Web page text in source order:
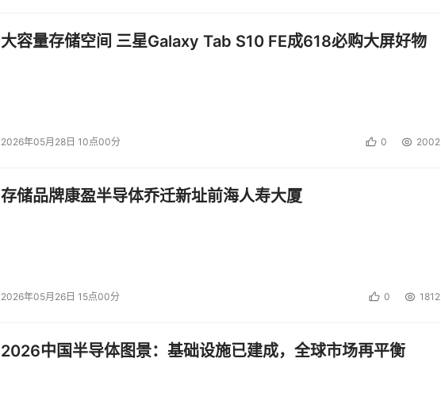
大容量存储空间 三星Galaxy Tab S10 FE成618必购大屏好物
2026年05月28日 10点00分 0 2002
存储品牌康盈半导体乔迁新址前海人寿大厦
2026年05月26日 15点00分 0 1812
2026中国半导体图景：基础设施已建成，全球市场再平衡